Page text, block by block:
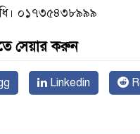
০১৭৩৫৪৩৮৯৯৯
সেয়ার করুন
Linkedin